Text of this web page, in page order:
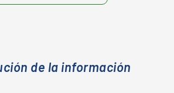
de la información